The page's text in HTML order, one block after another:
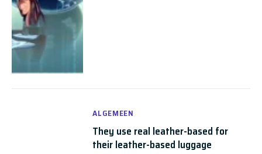
ALGEMEEN
They use real leather-based for
their leather-based luggage